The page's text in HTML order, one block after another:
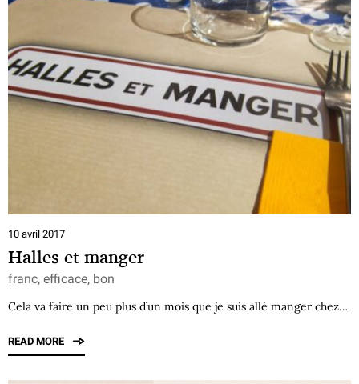
10 avril 2017
Halles et manger
franc, efficace, bon
Cela va faire un peu plus d’un mois que je suis allé manger chez…
READ MORE